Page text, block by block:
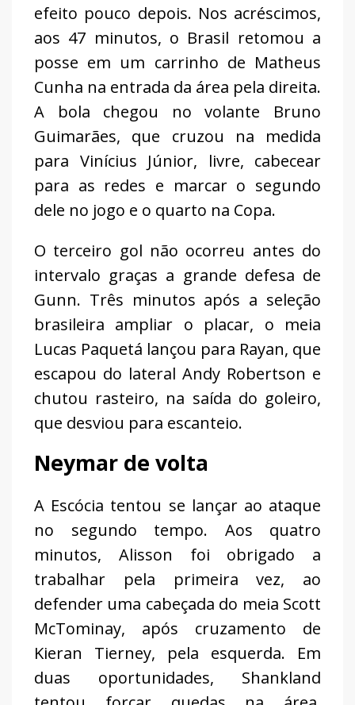
efeito pouco depois. Nos acréscimos,
aos 47 minutos, o Brasil retomou a
posse em um carrinho de Matheus
Cunha na entrada da área pela direita.
A bola chegou no volante Bruno
Guimarães, que cruzou na medida
para Vinícius Júnior, livre, cabecear
para as redes e marcar o segundo
dele no jogo e o quarto na Copa.
O terceiro gol não ocorreu antes do
intervalo graças a grande defesa de
Gunn. Três minutos após a seleção
brasileira ampliar o placar, o meia
Lucas Paquetá lançou para Rayan, que
escapou do lateral Andy Robertson e
chutou rasteiro, na saída do goleiro,
que desviou para escanteio.
Neymar de volta
A Escócia tentou se lançar ao ataque
no segundo tempo. Aos quatro
minutos, Alisson foi obrigado a
trabalhar pela primeira vez, ao
defender uma cabeçada do meia Scott
McTominay, após cruzamento de
Kieran Tierney, pela esquerda. Em
duas oportunidades, Shankland